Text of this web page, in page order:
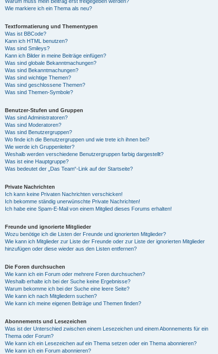
Wie markiere ich ein Thema als neu?
Textformatierung und Thementypen
Was ist BBCode?
Kann ich HTML benutzen?
Was sind Smileys?
Kann ich Bilder in meine Beiträge einfügen?
Was sind globale Bekanntmachungen?
Was sind Bekanntmachungen?
Was sind wichtige Themen?
Was sind geschlossene Themen?
Was sind Themen-Symbole?
Benutzer-Stufen und Gruppen
Was sind Administratoren?
Was sind Moderatoren?
Was sind Benutzergruppen?
Wo finde ich die Benutzergruppen und wie trete ich ihnen bei?
Wie werde ich Gruppenleiter?
Weshalb werden verschiedene Benutzergruppen farbig dargestellt?
Was ist eine Hauptgruppe?
Was bedeutet der „Das Team“-Link auf der Startseite?
Private Nachrichten
Ich kann keine Privaten Nachrichten verschicken!
Ich bekomme ständig unerwünschte Private Nachrichten!
Ich habe eine Spam-E-Mail von einem Mitglied dieses Forums erhalten!
Freunde und ignorierte Mitglieder
Wozu benötige ich die Listen der Freunde und ignorierten Mitglieder?
Wie kann ich Mitglieder zur Liste der Freunde oder zur Liste der ignorierten Mitglieder
hinzufügen oder diese wieder aus den Listen entfernen?
Die Foren durchsuchen
Wie kann ich ein Forum oder mehrere Foren durchsuchen?
Weshalb erhalte ich bei der Suche keine Ergebnisse?
Warum bekomme ich bei der Suche eine leere Seite?
Wie kann ich nach Mitgliedern suchen?
Wie kann ich meine eigenen Beiträge und Themen finden?
Abonnements und Lesezeichen
Was ist der Unterschied zwischen einem Lesezeichen und einem Abonnements für ein
Thema oder Forum?
Wie kann ich ein Lesezeichen auf ein Thema setzen oder ein Thema abonnieren?
Wie kann ich ein Forum abonnieren?